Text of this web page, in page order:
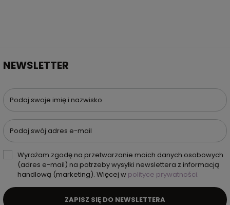
NEWSLETTER
Podaj swoje imię i nazwisko
Podaj swój adres e-mail
Wyrażam zgodę na przetwarzanie moich danych osobowych
(adres e-mail) na potrzeby wysyłki newslettera z informacją
handlową (marketing). Więcej w polityce prywatności.
ZAPISZ SIĘ DO NEWSLETTERA